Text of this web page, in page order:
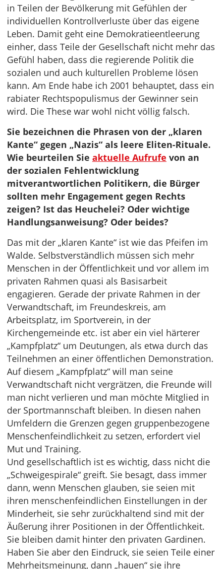
in Teilen der Bevölkerung mit Gefühlen der
individuellen Kontrollverluste über das eigene
Leben. Damit geht eine Demokratieentleerung
einher, dass Teile der Gesellschaft nicht mehr das
Gefühl haben, dass die regierende Politik die
sozialen und auch kulturellen Probleme lösen
kann. Am Ende habe ich 2001 behauptet, dass ein
rabiater Rechtspopulismus der Gewinner sein
wird. Die These war wohl nicht völlig falsch.
Sie bezeichnen die Phrasen von der „klaren
Kante“ gegen „Nazis“ als leere Eliten-Rituale.
Wie beurteilen Sie aktuelle Aufrufe von an
der sozialen Fehlentwicklung
mitverantwortlichen Politikern, die Bürger
sollten mehr Engagement gegen Rechts
zeigen? Ist das Heuchelei? Oder wichtige
Handlungsanweisung? Oder beides?
Das mit der „klaren Kante“ ist wie das Pfeifen im
Walde. Selbstverständlich müssen sich mehr
Menschen in der Öffentlichkeit und vor allem im
privaten Rahmen quasi als Basisarbeit
engagieren. Gerade der private Rahmen in der
Verwandtschaft, im Freundeskreis, am
Arbeitsplatz, im Sportverein, in der
Kirchengemeinde etc. ist aber ein viel härterer
„Kampfplatz“ um Deutungen, als etwa durch das
Teilnehmen an einer öffentlichen Demonstration.
Auf diesem „Kampfplatz“ will man seine
Verwandtschaft nicht vergrätzen, die Freunde will
man nicht verlieren und man möchte Mitglied in
der Sportmannschaft bleiben. In diesen nahen
Umfeldern die Grenzen gegen gruppenbezogene
Menschenfeindlichkeit zu setzen, erfordert viel
Mut und Training.
Und gesellschaftlich ist es wichtig, dass nicht die
„Schweigespirale“ greift. Sie besagt, dass immer
dann, wenn Menschen glauben, sie seien mit
ihren menschenfeindlichen Einstellungen in der
Minderheit, sie sehr zurückhaltend sind mit der
Äußerung ihrer Positionen in der Öffentlichkeit.
Sie bleiben damit hinter den privaten Gardinen.
Haben Sie aber den Eindruck, sie seien Teile einer
Mehrheitsmeinung, dann „hauen“ sie ihre